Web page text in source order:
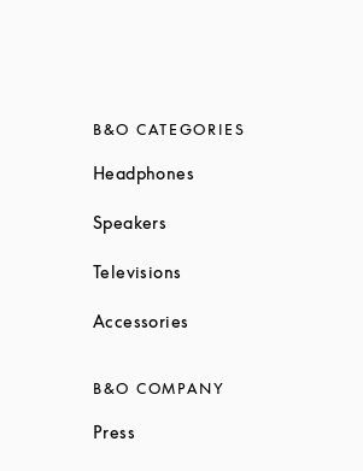
B&O CATEGORIES
Headphones
Speakers
Televisions
Accessories
in New Tab
B&O COMPANY
Press